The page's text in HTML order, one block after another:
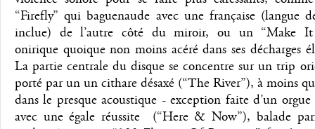
“Firefly” qui baguenaude avec une française (langue
inclue) de l’autre côté du miroir, ou un “Make It
onirique quoique non moins acéré dans ses décharges
La partie centrale du disque se concentre sur un trip
porté par un un cithare désaxé (“The River”), à moins
dans le presque acoustique - exception faite d’un
avec une égale réussite (“Here & Now”), balade